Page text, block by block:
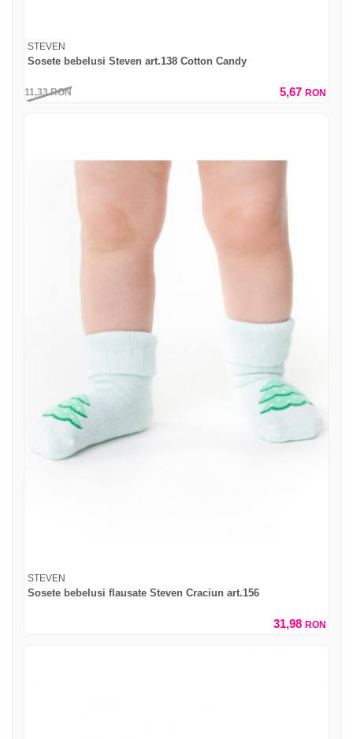
STEVEN
Sosete bebelusi Steven art.138 Cotton Candy
11,33RON 5,67 RON
STEVEN
Sosete bebelusi flausate Steven Craciun art.156
31,98 RON